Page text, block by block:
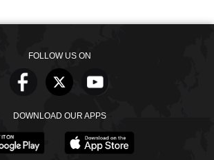
FOLLOW US ON
DOWNLOAD OUR APPS